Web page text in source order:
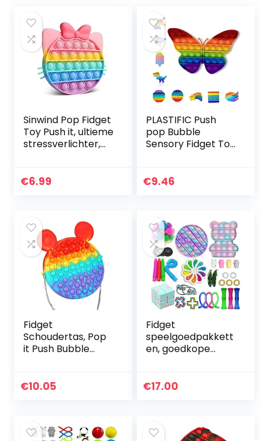
Sinwind Pop Fidget
Toy Push it, ultieme
stressverlichter,
speelgoed, anti-
€6.99
PLASTIFIC Push
pop Bubble
Sensory Fidget Toy
Reliever| Angst
€9.46
Fidget
Schoudertas, Pop
it Push Bubble
Cross Body Bag,
€10.05
Fidget
speelgoedpakkett
en, goedkope
stuks Fidget
stress…
€17.00